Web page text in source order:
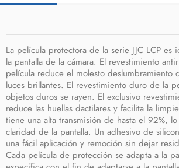
La película protectora de la serie JJC LCP es
la pantalla de la cámara. El revestimiento
película reduce el molesto deslumbramiento
luces brillantes. El revestimiento duro de la
objetos duros se rayen. El exclusivo
reduce las huellas dactilares y facilita la
tiene una alta transmisión de hasta el 92%,
claridad de la pantalla. Un adhesivo de
una fácil aplicación y remoción sin dejar
Cada película de protección se adapta a la